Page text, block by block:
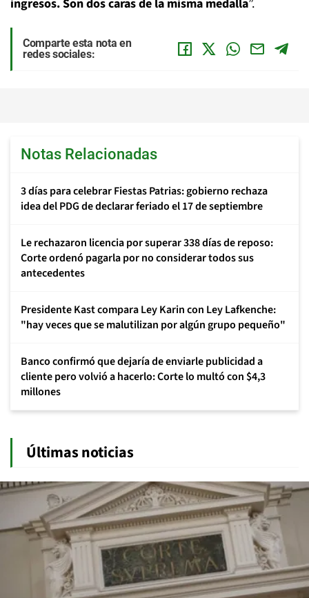
ingresos. Son dos caras de la misma medalla”.
Comparte esta nota en
redes sociales:
Notas Relacionadas
3 días para celebrar Fiestas Patrias: gobierno rechaza
idea del PDG de declarar feriado el 17 de septiembre
Le rechazaron licencia por superar 338 días de reposo:
Corte ordenó pagarla por no considerar todos sus
antecedentes
Presidente Kast compara Ley Karin con Ley Lafkenche:
"hay veces que se malutilizan por algún grupo pequeño"
Banco confirmó que dejaría de enviarle publicidad a
cliente pero volvió a hacerlo: Corte lo multó con $4,3
millones
Últimas noticias